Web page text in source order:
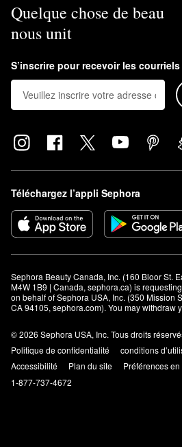
Quelque chose de beau
nous unit
S’inscrire pour recevoir les
Téléchargez l’appli Sephora
Sephora Beauty Canada, Inc. (160 Bloor St.
M4W 1B9 | Canada, sephora.ca) is
on behalf of Sephora USA, Inc. (350 Mission
CA 94105, sephora.com). You may withdraw
© 2026 Sephora USA, Inc. Tous droits
Politique de confidentialité
conditions
Accessibilité
Plan du site
Préférences
1-877-737-4672